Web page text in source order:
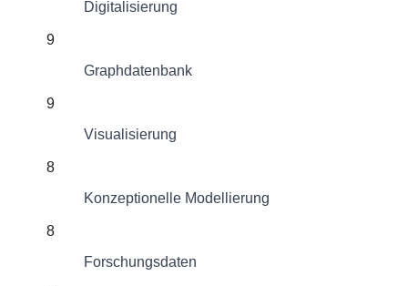
Digitalisierung
9
Graphdatenbank
9
Visualisierung
8
Konzeptionelle Modellierung
8
Forschungsdaten